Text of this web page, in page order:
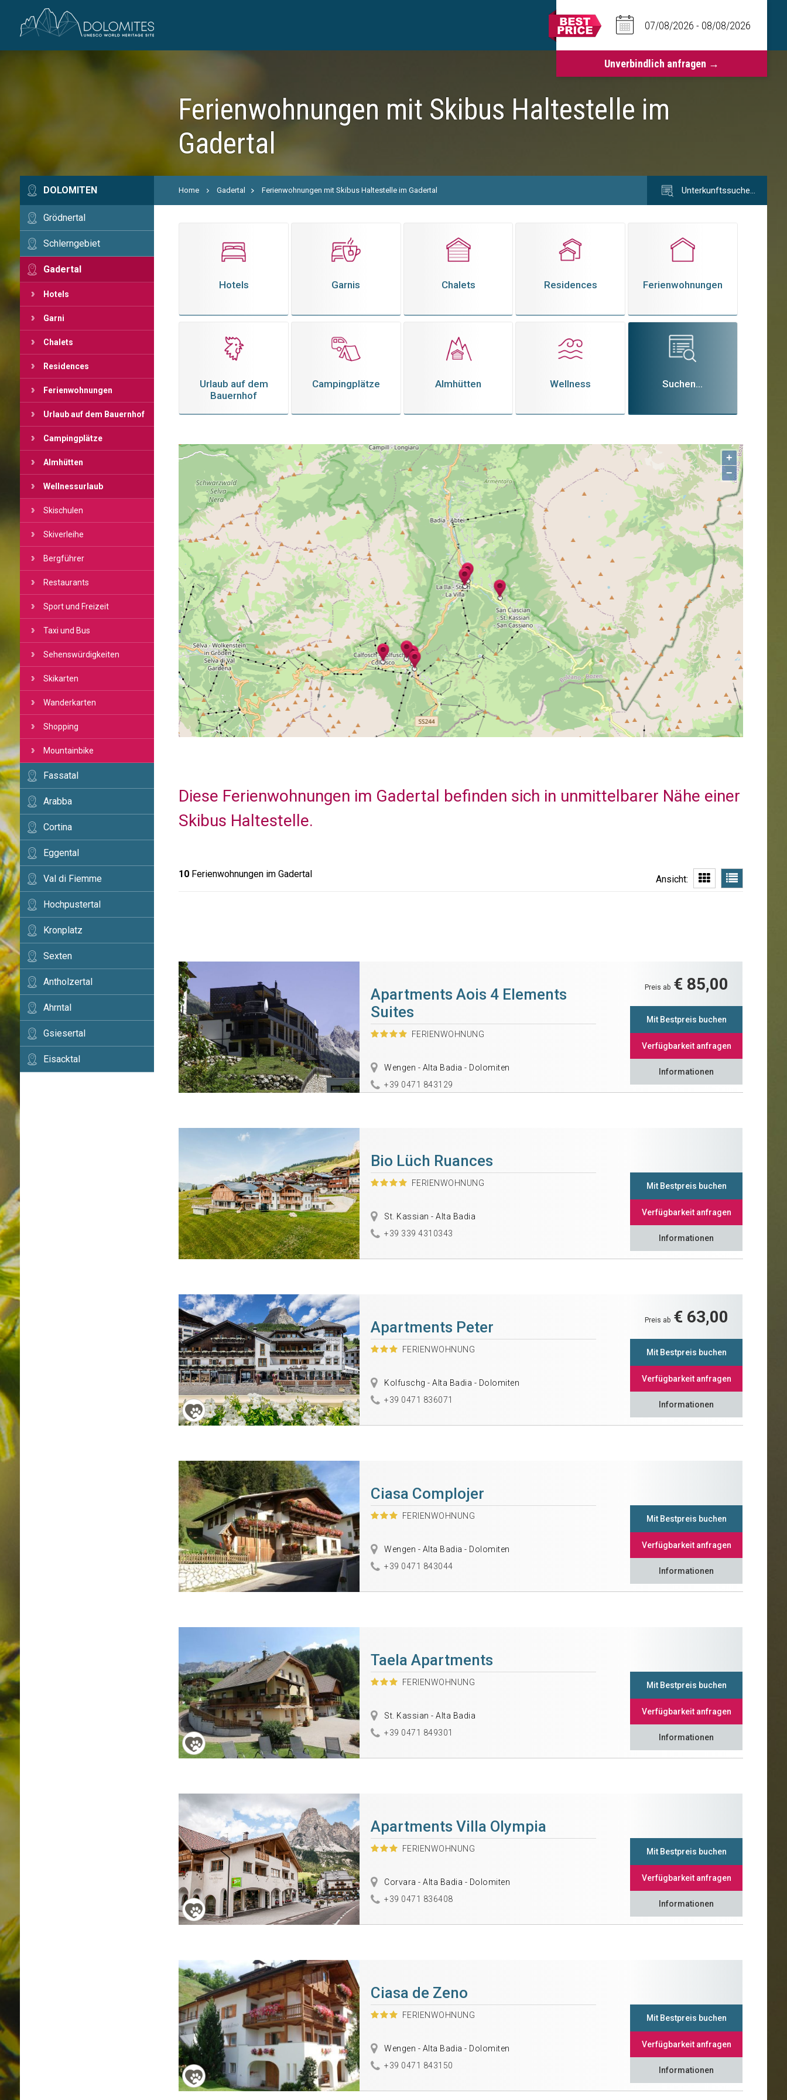
Ferienwohnungen mit Skibus Haltestelle im
Gadertal
DOLOMITEN
Grödnertal
Schlerngebiet
Gadertal
Hotels
Garni
Chalets
Residences
Ferienwohnungen
Urlaub auf dem Bauernhof
Campingplätze
Almhütten
Wellnessurlaub
Skischulen
Skiverleihe
Bergführer
Restaurants
Sport und Freizeit
Taxi und Bus
Sehenswürdigkeiten
Skikarten
Wanderkarten
Shopping
Mountainbike
Fassatal
Arabba
Cortina
Eggental
Val di Fiemme
Hochpustertal
Kronplatz
Sexten
Antholzertal
Ahrntal
Gsiesertal
Eisacktal
Home Gadertal Ferienwohnungen mit Skibus Haltestelle im Gadertal Unterkunftssuche…
Hotels Garnis Chalets Residences Ferienwohnungen
Urlaub auf dem
Bauernhof
Campingplätze Almhütten Wellness Suchen...
+
−
Diese Ferienwohnungen im Gadertal befinden sich in unmittelbarer Nähe einer
Skibus Haltestelle.
10 Ferienwohnungen im Gadertal Ansicht:
Apartments Aois 4 Elements
Suites
FERIENWOHNUNG
Wengen - Alta Badia - Dolomiten
+39 0471 843129
Preis ab € 85,00
Mit Bestpreis buchen
Verfügbarkeit anfragen
Informationen
Bio Lüch Ruances
FERIENWOHNUNG
St. Kassian - Alta Badia
+39 339 4310343
Mit Bestpreis buchen
Verfügbarkeit anfragen
Informationen
Apartments Peter
FERIENWOHNUNG
Kolfuschg - Alta Badia - Dolomiten
+39 0471 836071
Preis ab € 63,00
Mit Bestpreis buchen
Verfügbarkeit anfragen
Informationen
Ciasa Complojer
FERIENWOHNUNG
Wengen - Alta Badia - Dolomiten
+39 0471 843044
Mit Bestpreis buchen
Verfügbarkeit anfragen
Informationen
Taela Apartments
FERIENWOHNUNG
St. Kassian - Alta Badia
+39 0471 849301
Mit Bestpreis buchen
Verfügbarkeit anfragen
Informationen
Apartments Villa Olympia
FERIENWOHNUNG
Corvara - Alta Badia - Dolomiten
+39 0471 836408
Mit Bestpreis buchen
Verfügbarkeit anfragen
Informationen
Ciasa de Zeno
FERIENWOHNUNG
Wengen - Alta Badia - Dolomiten
+39 0471 843150
Mit Bestpreis buchen
Verfügbarkeit anfragen
Informationen